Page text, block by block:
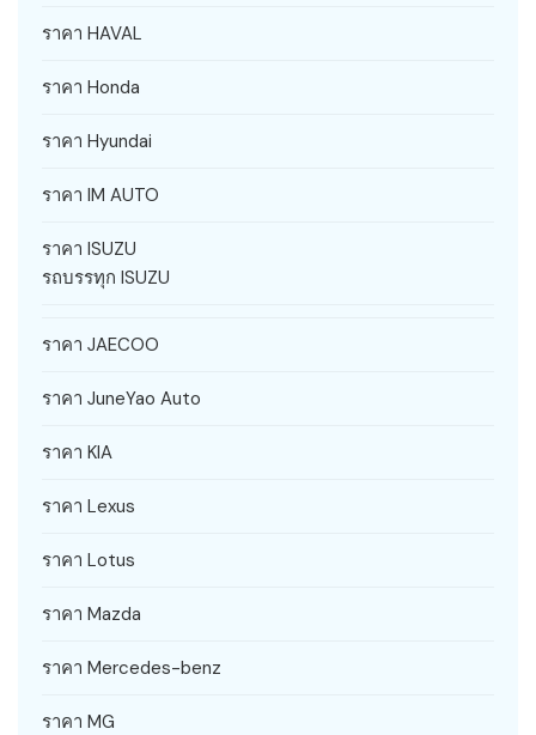
ราคา HAVAL
ราคา Honda
ราคา Hyundai
ราคา IM AUTO
ราคา ISUZU
รถบรรทุก ISUZU
ราคา JAECOO
ราคา JuneYao Auto
ราคา KIA
ราคา Lexus
ราคา Lotus
ราคา Mazda
ราคา Mercedes-benz
ราคา MG